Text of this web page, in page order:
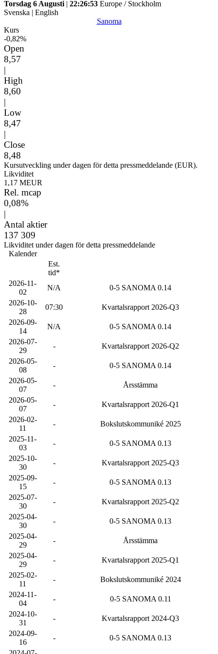
Torsdag 6 Augusti | 22:26:53 Europe / Stockholm
Svenska | English
Sanoma
Kurs
-0,82%
Open
8,57
|
High
8,60
|
Low
8,47
|
Close
8,48
Kursutveckling under dagen för detta pressmeddelande (EUR).
Likviditet
1,17 MEUR
Rel. mcap
0,08%
|
Antal aktier
137 309
Likviditet under dagen för detta pressmeddelande
Kalender
Est.
tid*
2026-11-
02
N/A
0-5 SANOMA 0.14
2026-10-
28
07:30
Kvartalsrapport 2026-Q3
2026-09-
14
N/A
0-5 SANOMA 0.14
2026-07-
29
-
Kvartalsrapport 2026-Q2
2026-05-
08
-
0-5 SANOMA 0.14
2026-05-
07
-
Årsstämma
2026-05-
07
-
Kvartalsrapport 2026-Q1
2026-02-
11
-
Bokslutskommuniké 2025
2025-11-
03
-
0-5 SANOMA 0.13
2025-10-
30
-
Kvartalsrapport 2025-Q3
2025-09-
15
-
0-5 SANOMA 0.13
2025-07-
30
-
Kvartalsrapport 2025-Q2
2025-04-
30
-
0-5 SANOMA 0.13
2025-04-
29
-
Årsstämma
2025-04-
29
-
Kvartalsrapport 2025-Q1
2025-02-
11
-
Bokslutskommuniké 2024
2024-11-
04
-
0-5 SANOMA 0.11
2024-10-
31
-
Kvartalsrapport 2024-Q3
2024-09-
16
-
0-5 SANOMA 0.13